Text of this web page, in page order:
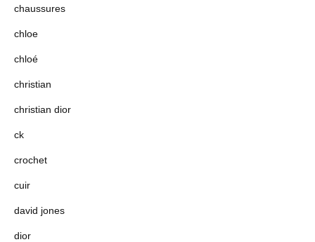
chaussures
chloe
chloé
christian
christian dior
ck
crochet
cuir
david jones
dior